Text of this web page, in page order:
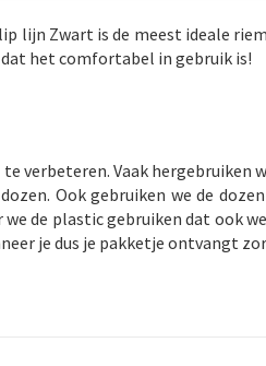
lijn Zwart is de meest ideale
het comfortabel in gebruik is!
verbeteren. Vaak
Ook gebruiken we de
de plastic gebruiken dat ook
je dus je pakketje ontvangt